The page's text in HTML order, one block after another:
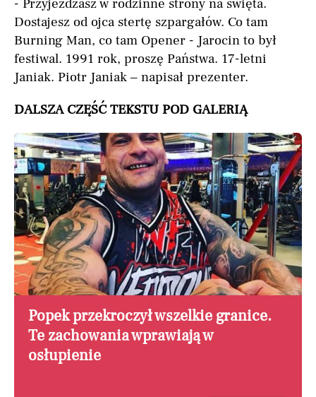
- Przyjeżdżasz w rodzinne strony na święta.
Dostajesz od ojca stertę szpargałów. Co tam
Burning Man, co tam Opener - Jarocin to był
festiwal. 1991 rok, proszę Państwa. 17-letni
Janiak. Piotr Janiak – napisał prezenter.
DALSZA CZĘŚĆ TEKSTU POD GALERIĄ
Popek przekroczył wszelkie granice.
Te zachowania wprawiają w
osłupienie